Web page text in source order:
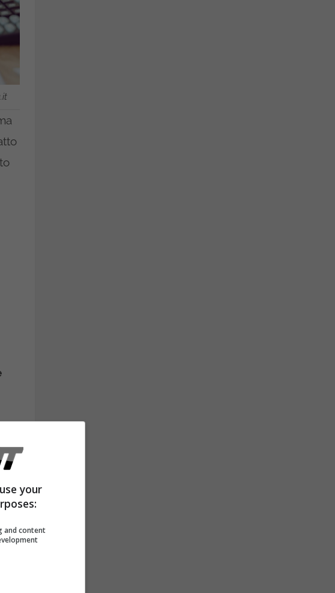
, e
your
and content